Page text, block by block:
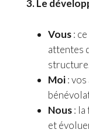
3. Le
Vous: ce
attentes
Moi: vos
Nous: la
et